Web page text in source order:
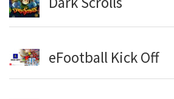
eFootball Kick Off